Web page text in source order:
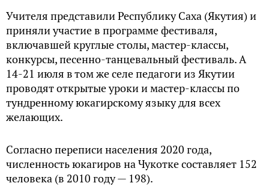
Учителя представили Республику Саха (Якутия) и
приняли участие в программе фестиваля,
включавшей круглые столы, мастер-классы,
конкурсы, песенно-танцевальный фестиваль. А
14-21 июля в том же селе педагоги из Якутии
проводят открытые уроки и мастер-классы по
тундренному юкагирскому языку для всех
желающих.
Согласно переписи населения 2020 года,
численность юкагиров на Чукотке составляет 152
человека (в 2010 году — 198).